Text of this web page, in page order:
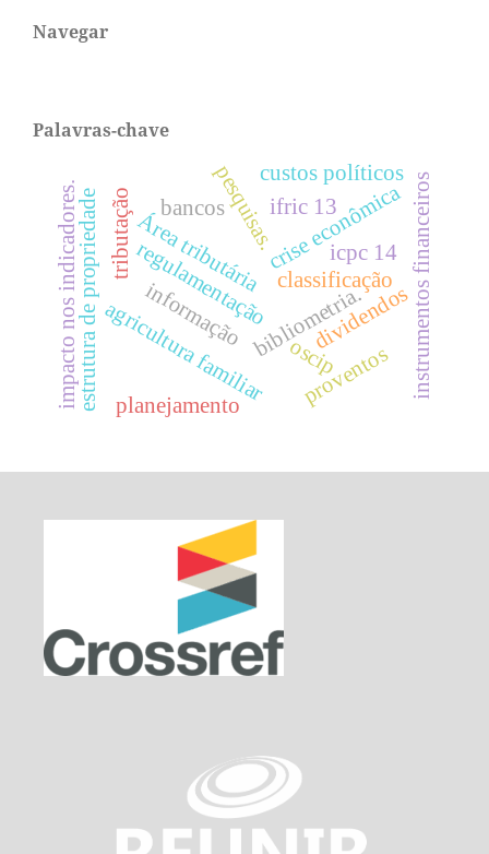
Navegar
Palavras-chave
classificação
Área tributária
tributação
estrutura de propriedadeagricultura familiarbibliometria.
bancos crise econômica
impacto nos indicadores. regulamentação instrumentos financeiros
pesquisas.
oscip
custos políticos
ifric 13
planejamento
icpc 14
dividendos
proventos
informação